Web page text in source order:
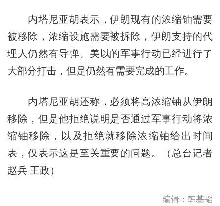
内塔尼亚胡表示，伊朗现有的浓缩铀需要
被移除，浓缩设施需要被拆除，伊朗支持的代
理人仍然有导弹。美以的军事行动已经进行了
大部分打击，但是仍然有需要完成的工作。
内塔尼亚胡还称，必须将高浓缩铀从伊朗
移除，但是他拒绝说明是否通过军事行动将浓
缩铀移除，以及拒绝就移除浓缩铀给出时间
表，仅表示这是至关重要的问题。（总台记者
赵兵 王政）
编辑：韩基韬